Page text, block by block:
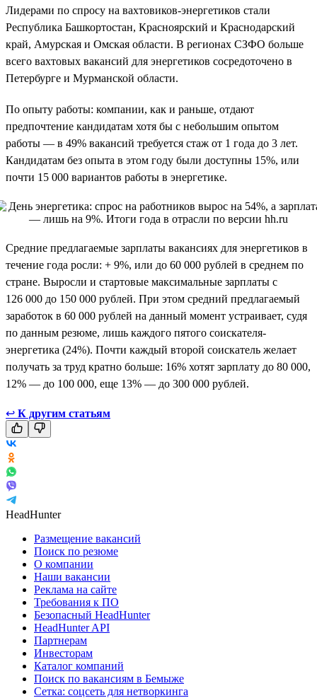
Лидерами по спросу на вахтовиков-энергетиков стали
Республика Башкортостан, Красноярский и Краснодарский
край, Амурская и Омская области. В регионах СЗФО больше
всего вахтовых вакансий для энергетиков сосредоточено в
Петербурге и Мурманской области.
По опыту работы: компании, как и раньше, отдают
предпочтение кандидатам хотя бы с небольшим опытом
работы — в 49% вакансий требуется стаж от 1 года до 3 лет.
Кандидатам без опыта в этом году были доступны 15%, или
почти 15 000 вариантов работы в энергетике.
Средние предлагаемые зарплаты вакансиях для энергетиков в
течение года росли: + 9%, или до 60 000 рублей в среднем по
стране. Выросли и стартовые максимальные зарплаты с
126 000 до 150 000 рублей. При этом средний предлагаемый
заработок в 60 000 рублей на данный момент устраивает, судя
по данным резюме, лишь каждого пятого соискателя-
энергетика (24%). Почти каждый второй соискатель желает
получать за труд кратно больше: 16% хотят зарплату до 80 000,
12% — до 100 000, еще 13% — до 300 000 рублей.
↩ К другим статьям
HeadHunter
Размещение вакансий
Поиск по резюме
О компании
Наши вакансии
Реклама на сайте
Требования к ПО
Безопасный HeadHunter
HeadHunter API
Партнерам
Инвесторам
Каталог компаний
Поиск по вакансиям в Бемыже
Сетка: соцсеть для нетворкинга